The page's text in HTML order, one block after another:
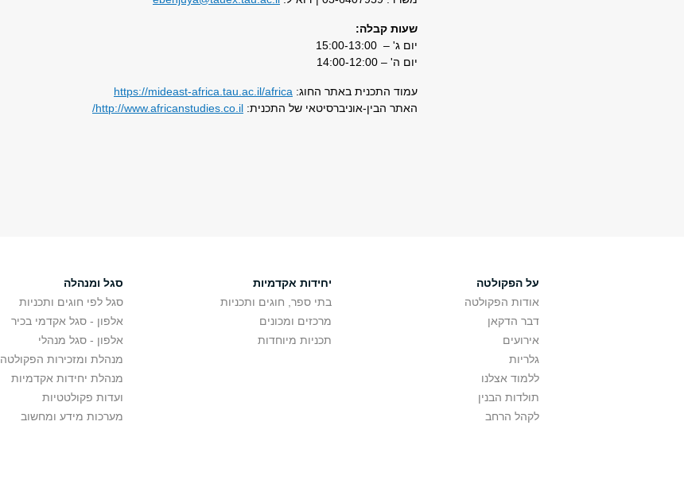
שעות קבלה:
יום ג' – 15:00-13:00
יום ה' – 14:00-12:00
עמוד התכנית באתר החוג: https://mideast-africa.tau.ac.il/africa
האתר הבין-אוניברסיטאי של התכנית: http://www.africanstudies.co.il/
על הפקולטה
אודות הפקולטה
דבר הדקאן
אירועים
גלריות
ללמוד אצלנו
תולדות הבנין
לקהל הרחב
יחידות אקדמיות
בתי ספר, חוגים ותכניות
מרכזים ומכונים
תכניות מיוחדות
סגל ומנהלה
סגל לפי חוגים ותכניות
אלפון - סגל אקדמי בכיר
אלפון - סגל מנהלי
מנהלת ומזכירות הפקולטה
מנהלת יחידות אקדמיות
ועדות פקולטטיות
מערכות מידע ומחשוב